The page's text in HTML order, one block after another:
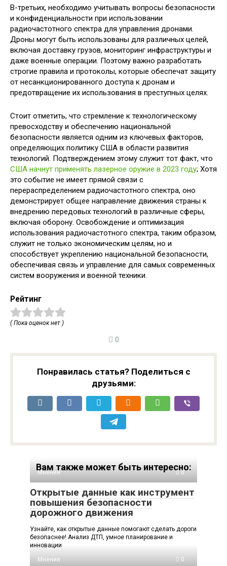
В-третьих, необходимо учитывать вопросы безопасности
и конфиденциальности при использовании
радиочастотного спектра для управления дронами.
Дроны могут быть использованы для различных целей,
включая доставку грузов, мониторинг инфраструктуры и
даже военные операции. Поэтому важно разработать
строгие правила и протоколы, которые обеспечат защиту
от несанкционированного доступа к дронам и
предотвращение их использования в преступных целях.
Стоит отметить, что стремление к технологическому
превосходству и обеспечению национальной
безопасности является одним из ключевых факторов,
определяющих политику США в области развития
технологий. Подтверждением этому служит тот факт, что
США начнут применять лазерное оружие в 2023 году; Хотя
это событие не имеет прямой связи с
перераспределением радиочастотного спектра, оно
демонстрирует общее направление движения страны к
внедрению передовых технологий в различные сферы,
включая оборону. Освобождение и оптимизация
использования радиочастотного спектра, таким образом,
служит не только экономическим целям, но и
способствует укреплению национальной безопасности,
обеспечивая связь и управление для самых современных
систем вооружения и военной техники.
Рейтинг
( Пока оценок нет )
0
Понравилась статья? Поделиться с
друзьями:
Вам также может быть интересно:
Мнения 0
Открытые данные как инструмент
повышения безопасности
дорожного движения
Узнайте, как открытые данные помогают сделать дороги
безопаснее! Анализ ДТП, умное планирование и
инновации
Мнения
0